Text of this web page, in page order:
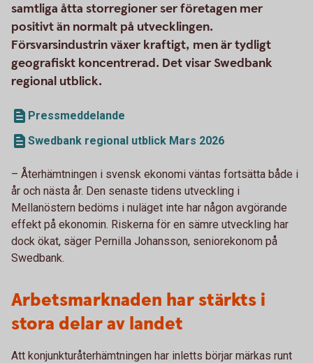
samtliga åtta storregioner ser företagen mer
positivt än normalt på utvecklingen.
Försvarsindustrin växer kraftigt, men är tydligt
geografiskt koncentrerad. Det visar Swedbank
regional utblick.
Pressmeddelande
Swedbank regional utblick Mars 2026
– Återhämtningen i svensk ekonomi väntas fortsätta både i
år och nästa år. Den senaste tidens utveckling i
Mellanöstern bedöms i nuläget inte har någon avgörande
effekt på ekonomin. Riskerna för en sämre utveckling har
dock ökat, säger Pernilla Johansson, seniorekonom på
Swedbank.
Arbetsmarknaden har stärkts i
stora delar av landet
Att konjunkturåterhämtningen har inletts börjar märkas runt